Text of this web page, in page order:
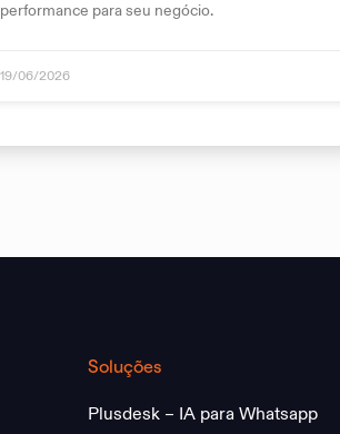
performance para seu negócio.
19/06/2026
Soluções
Plusdesk – IA para Whatsapp